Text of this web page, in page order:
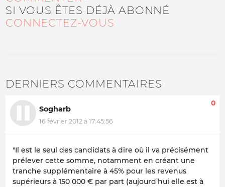
SI VOUS ÊTES DÉJÀ ABONNÉ
CONNECTEZ-VOUS
DERNIERS COMMENTAIRES
Sogharb
16 février 2012 à 17:45:56
0
"Il est le seul des candidats à dire où il va précisément
prélever cette somme, notamment en créant une
tranche supplémentaire à 45% pour les revenus
supérieurs à 150 000 € par part (aujourd’hui elle est à